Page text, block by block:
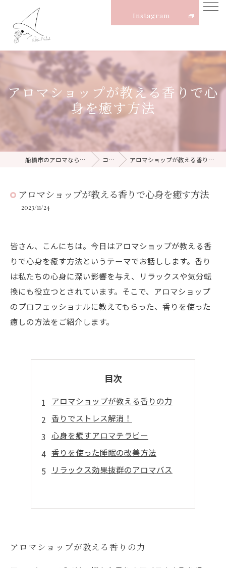
Instagram
アロマショップが教える香りで心
身を癒す方法
船橋市のアロマならNatural Witch コラム アロマショップが教える香りで心身を癒す方法
アロマショップが教える香りで心身を癒す方法
2023/11/24
皆さん、こんにちは。今日はアロマショップが教える香
りで心身を癒す方法というテーマでお話しします。香り
は私たちの心身に深い影響を与え、リラックスや気分転
換にも役立つとされています。そこで、アロマショップ
のプロフェッショナルに教えてもらった、香りを使った
癒しの方法をご紹介します。
目次
アロマショップが教える香りの力
香りでストレス解消！
心身を癒すアロマテラピー
香りを使った睡眠の改善方法
リラックス効果抜群のアロマバス
アロマショップが教える香りの力